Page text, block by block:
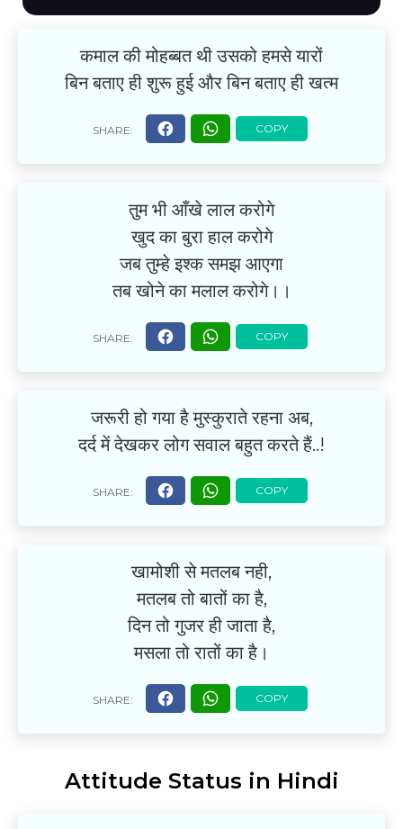
कमाल की मोहब्बत थी उसको हमसे यारों
बिन बताए ही शुरू हुई और बिन बताए ही खत्म
तुम भी आँखे लाल करोगे
खुद का बुरा हाल करोगे
जब तुम्हे इश्क समझ आएगा
तब खोने का मलाल करोगे।।
जरूरी हो गया है मुस्कुराते रहना अब,
दर्द में देखकर लोग सवाल बहुत करते हैं..!
खामोशी से मतलब नही,
मतलब तो बातों का है,
दिन तो गुजर ही जाता है,
मसला तो रातों का है।
Attitude Status in Hindi